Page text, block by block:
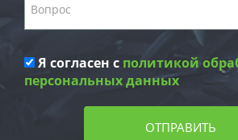
Я согласен с политикой
персональных данных
ОТПРАВИТЬ